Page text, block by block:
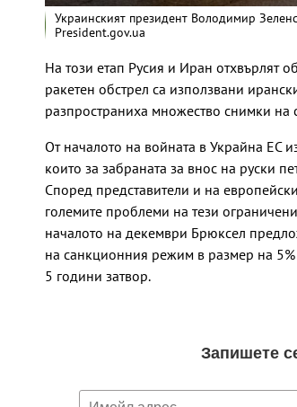
Украинският президент Володимир
President.gov.ua
На този етап Русия и Иран отхвърлят
ракетен обстрел са използвани
разпространиха множество снимки на
От началото на войната в Украйна ЕС
които за забраната за внос на руски
Според представители и на
големите проблеми на тези
началото на декември Брюксел
на санкционния режим в размер на
5 години затвор.